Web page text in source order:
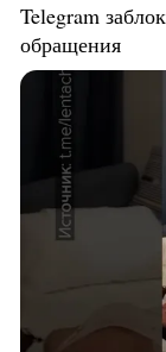
Telegram
обращения